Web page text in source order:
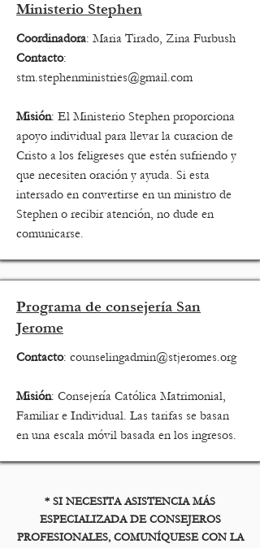
Ministerio Stephen
Coordinadora: Maria Tirado, Zina Furbush
Contacto:
stm.stephenministries@gmail.com
Misión: El Ministerio Stephen proporciona
apoyo individual para llevar la curacion de
Cristo a los feligreses que estén sufriendo y
que necesiten oración y ayuda. Si esta
intersado en convertirse en un ministro de
Stephen o recibir atención, no dude en
comunicarse.
Programa de consejería San
Jerome
Contacto: counselingadmin@stjeromes.org
Misión: Consejería Católica Matrimonial,
Familiar e Individual. Las tarifas se basan
en una escala móvil basada en los ingresos.
* SI NECESITA ASISTENCIA MÁS
ESPECIALIZADA DE CONSEJEROS
PROFESIONALES, COMUNÍQUESE CON LA